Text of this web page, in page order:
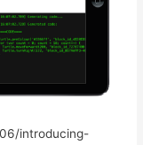
introducing-